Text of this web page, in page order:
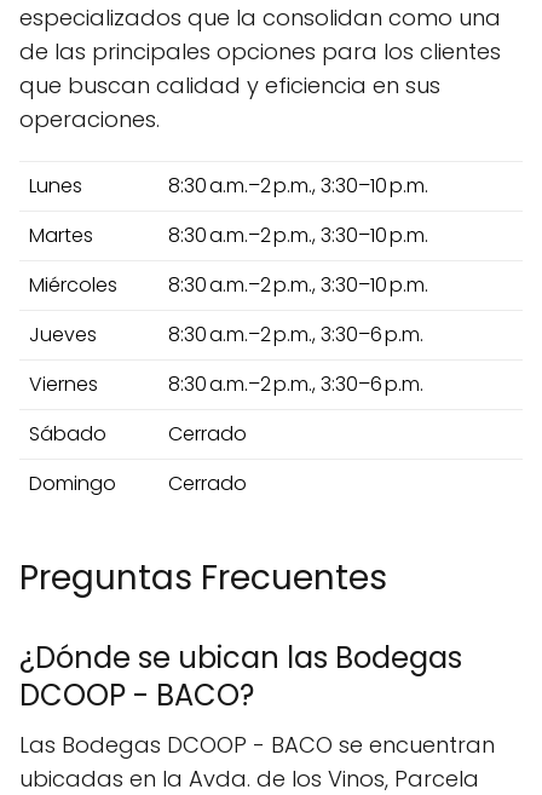
especializados que la consolidan como una
de las principales opciones para los clientes
que buscan calidad y eficiencia en sus
operaciones.
Lunes
8:30 a.m.–2 p.m., 3:30–10 p.m.
Martes
8:30 a.m.–2 p.m., 3:30–10 p.m.
Miércoles
8:30 a.m.–2 p.m., 3:30–10 p.m.
Jueves
8:30 a.m.–2 p.m., 3:30–6 p.m.
Viernes
8:30 a.m.–2 p.m., 3:30–6 p.m.
Sábado
Cerrado
Domingo
Cerrado
Preguntas Frecuentes
¿Dónde se ubican las Bodegas
DCOOP - BACO?
Las Bodegas DCOOP - BACO se encuentran
ubicadas en la Avda. de los Vinos, Parcela